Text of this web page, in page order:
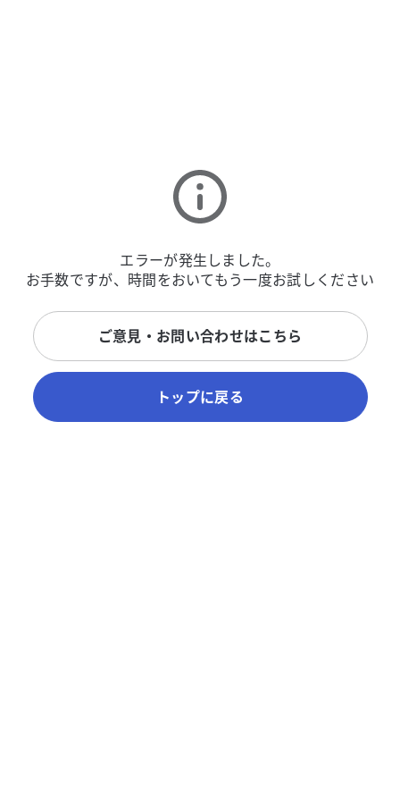
エラーが発生しました。
お手数ですが、時間をおいてもう一度お試しください
ご意見・お問い合わせはこちら
トップに戻る